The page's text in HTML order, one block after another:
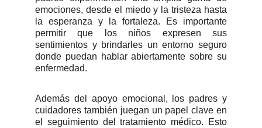
emociones, desde el miedo y la tristeza hasta
la esperanza y la fortaleza. Es importante
permitir que los niños expresen sus
sentimientos y brindarles un entorno seguro
donde puedan hablar abiertamente sobre su
enfermedad.
Además del apoyo emocional, los padres y
cuidadores también juegan un papel clave en
el seguimiento del tratamiento médico. Esto